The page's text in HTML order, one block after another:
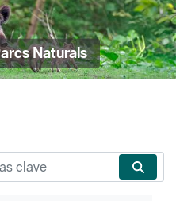
Naturals